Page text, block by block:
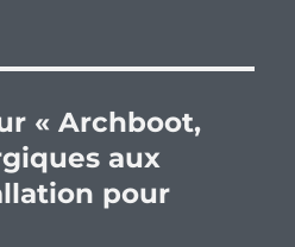
« Archboot,
aux
pour